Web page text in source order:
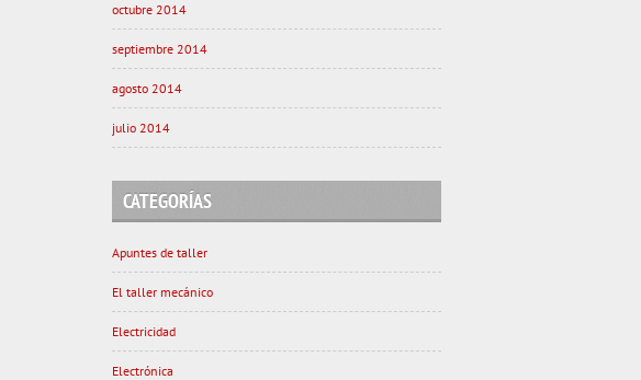
octubre 2014
septiembre 2014
agosto 2014
julio 2014
CATEGORÍAS
Apuntes de taller
El taller mecánico
Electricidad
Electrónica